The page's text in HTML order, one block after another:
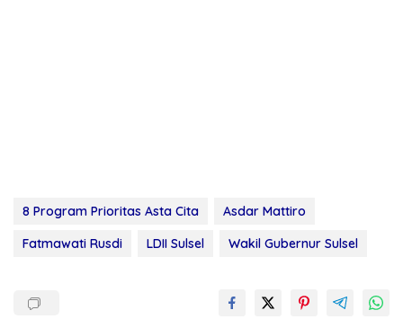
8 Program Prioritas Asta Cita
Asdar Mattiro
Fatmawati Rusdi
LDII Sulsel Wakil Gubernur Sulsel